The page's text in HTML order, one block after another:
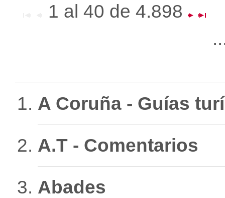
1 al 40 de 4.898
A Coruña - Guías
A.T - Comentarios
Abades